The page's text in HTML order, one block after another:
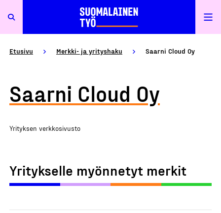
Etusivu Merkki- ja yrityshaku Saarni Cloud Oy
Saarni Cloud Oy
Yrityksen verkkosivusto
Yritykselle myönnetyt merkit